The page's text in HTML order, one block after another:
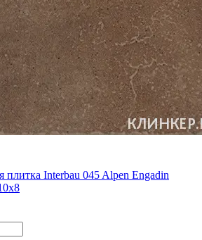
плитка Interbau 045 Alpen Engadin